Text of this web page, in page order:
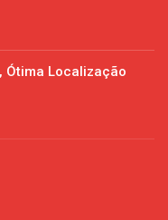
Ótima Localização